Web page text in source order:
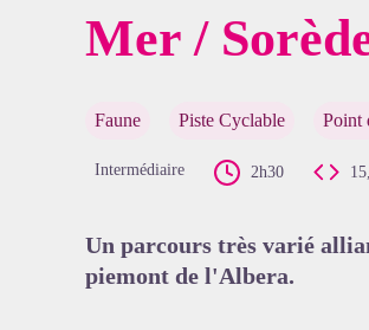
Mer /
Faune Piste Cyclable Point
Intermédiaire 2h30
Un parcours très varié
piemont de l'Albera.